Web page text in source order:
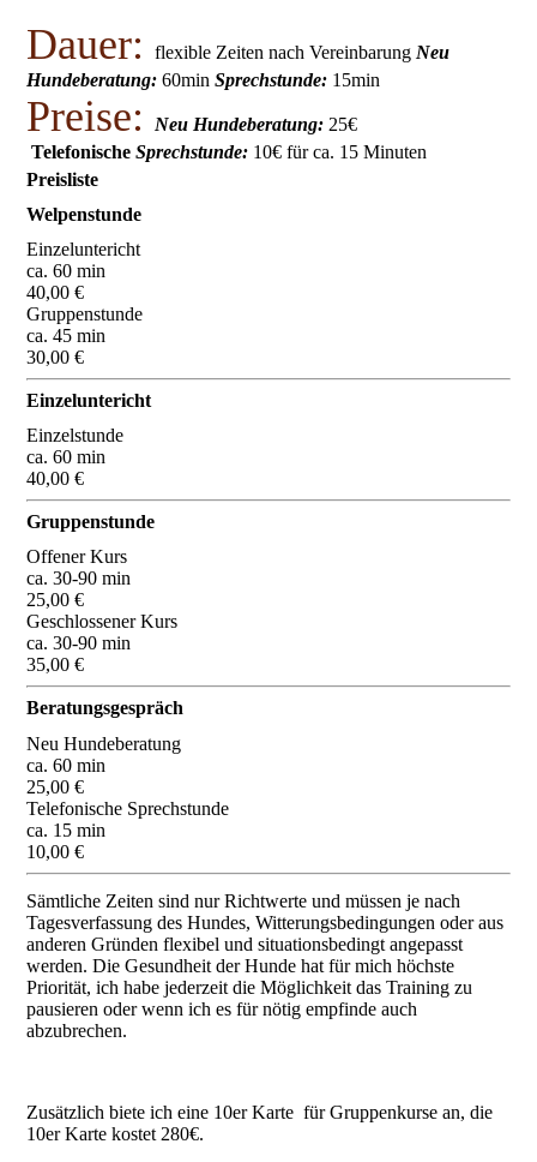
Dauer:flexible Zeiten nach Vereinbarung Neu
Hundeberatung: 60minSprechstunde: 15min
Preise: Neu Hundeberatung: 25€
TelefonischeSprechstunde: 10€ für ca. 15 Minuten
Preisliste
Welpenstunde
Einzeluntericht
ca. 60 min
40,00 €
Gruppenstunde
ca. 45 min
30,00 €
Einzeluntericht
Einzelstunde
ca. 60 min
40,00 €
Gruppenstunde
Offener Kurs
ca. 30-90 min
25,00 €
Geschlossener Kurs
ca. 30-90 min
35,00 €
Beratungsgespräch
Neu Hundeberatung
ca. 60 min
25,00 €
Telefonische Sprechstunde
ca. 15 min
10,00 €
Sämtliche Zeiten sind nur Richtwerte und müssen je nach
Tagesverfassung des Hundes, Witterungsbedingungen oder aus
anderen Gründen flexibel und situationsbedingt angepasst
werden. Die Gesundheit der Hunde hat für mich höchste
Priorität, ich habe jederzeit die Möglichkeit das Training zu
pausieren oder wenn ich es für nötig empfinde auch
abzubrechen.
Zusätzlich biete ich eine 10er Karte für Gruppenkurse an, die
10er Karte kostet 280€.